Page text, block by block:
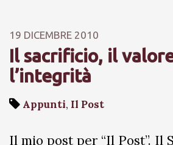
19 DICEMBRE 2010
Il sacrificio, il
l’integrità
Appunti, Il Post
Il mio post per “Il Post”. Il